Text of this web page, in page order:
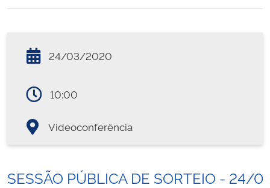
24/03/2020
10:00
Videoconferência
SESSÃO PÚBLICA DE SORTEIO - 24/